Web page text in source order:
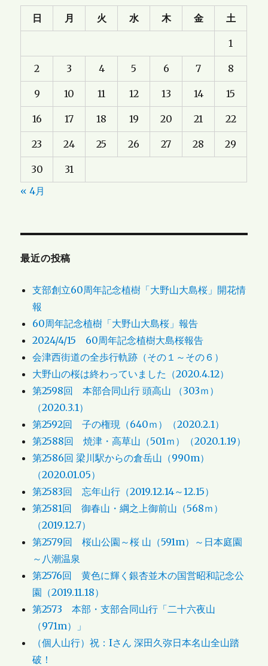
日 月 火 水 木 金 土
1
2 3 4 5 6 7 8
9 10 11 12 13 14 15
16 17 18 19 20 21 22
23 24 25 26 27 28 29
30
31
« 4月
最近の投稿
支部創立60周年記念植樹「大野山大島桜」開花情
報
60周年記念植樹「大野山大島桜」報告
2024/4/15 60周年記念植樹大島桜報告
会津西街道の全歩行軌跡（その１～その６）
大野山の桜は終わっていました（2020.4.12）
第2598回 本部合同山行 頭高山 （303ｍ）
（2020.3.1）
第2592回 子の権現（640ｍ）（2020.2.1）
第2588回 焼津・高草山（501ｍ）（2020.1.19）
第2586回 梁川駅からの倉岳山（990m）
（2020.01.05）
第2583回 忘年山行（2019.12.14～12.15）
第2581回 御春山・綱之上御前山（568ｍ）
（2019.12.7）
第2579回 桜山公園～桜 山（591m）～日本庭園
～八潮温泉
第2576回 黄色に輝く銀杏並木の国営昭和記念公
園（2019.11.18）
第2573 本部・支部合同山行「二十六夜山
（971m）」
（個人山行）祝：Iさん 深田久弥日本名山全山踏
破！